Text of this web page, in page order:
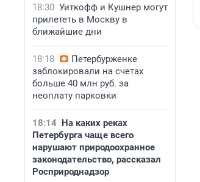
18:30 Уиткофф и Кушнер могут
прилететь в Москву в
ближайшие дни
18:18
Петербурженке
заблокировали на счетах
больше 40 млн руб. за
неоплату парковки
18:14 На каких реках
Петербурга чаще всего
нарушают природоохранное
законодательство, рассказал
Росприроднадзор